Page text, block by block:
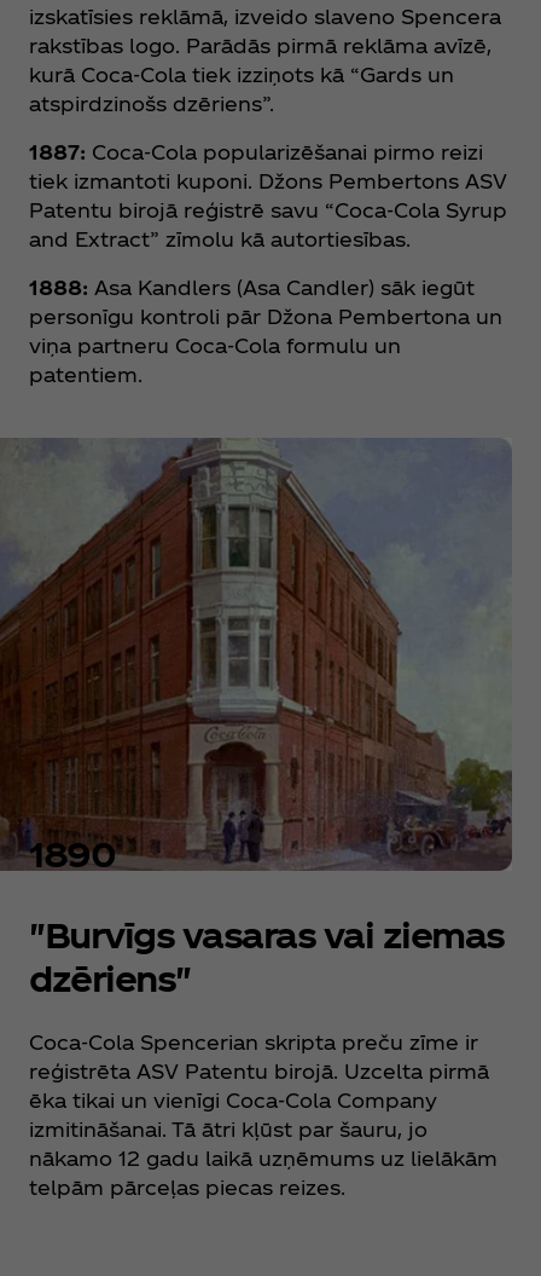
izskatīsies reklāmā, izveido slaveno Spencera
rakstības logo. Parādās pirmā reklāma avīzē,
kurā Coca‑Cola tiek izziņots kā “Gards un
atspirdzinošs dzēriens”.
1887: Coca‑Cola popularizēšanai pirmo reizi
tiek izmantoti kuponi. Džons Pembertons ASV
Patentu birojā reģistrē savu “Coca‑Cola Syrup
and Extract” zīmolu kā autortiesības.
1888: Asa Kandlers (Asa Candler) sāk iegūt
personīgu kontroli pār Džona Pembertona un
viņa partneru Coca‑Cola formulu un
patentiem.
1890
"Burvīgs vasaras vai ziemas
dzēriens"
Coca‑Cola Spencerian skripta preču zīme ir
reģistrēta ASV Patentu birojā. Uzcelta pirmā
ēka tikai un vienīgi Coca‑Cola Company
izmitināšanai. Tā ātri kļūst par šauru, jo
nākamo 12 gadu laikā uzņēmums uz lielākām
telpām pārceļas piecas reizes.